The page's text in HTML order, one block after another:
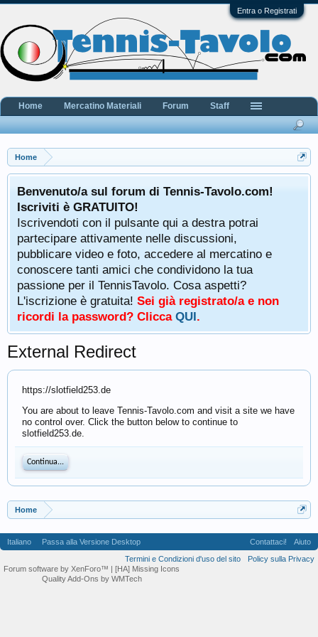
Entra o Registrati
Home
Benvenuto/a sul forum di Tennis-Tavolo.com!
Iscriviti è GRATUITO!
Iscrivendoti con il pulsante qui a destra potrai
partecipare attivamente nelle discussioni,
pubblicare video e foto, accedere al mercatino e
conoscere tanti amici che condividono la tua
passione per il TennisTavolo. Cosa aspetti?
L'iscrizione è gratuita! Sei già registrato/a e non
ricordi la password? Clicca QUI.
External Redirect
https://slotfield253.de
You are about to leave Tennis-Tavolo.com and visit a site we have
no control over. Click the button below to continue to
slotfield253.de.
Continua...
Home
Home Mercatino Materiali Forum Staff
Italiano Passa alla Versione Desktop Contattaci!
Aiuto
Termini e Condizioni d'uso del sito
Policy sulla Privacy
Forum software by XenForo™ | [HA] Missing Icons
Quality Add-Ons by WMTech